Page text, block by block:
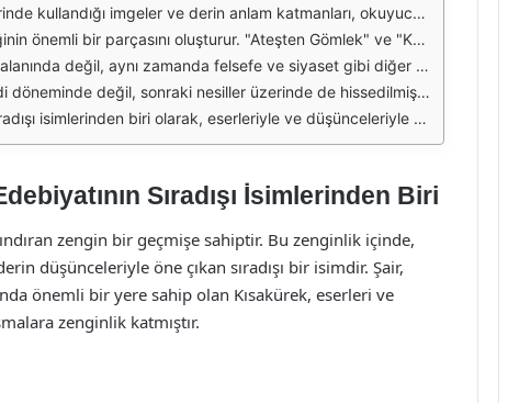
ve derin düşünme yeteneğini gözler önüne serer. Şiirlerinde genellikle varoluşsal temalar, insanın içsel yolculuğu ve manevi sorgulamalar ön plana çıkmaktadır. Kısakürek'in şiirleri, Türk edebiyatında önemli bir yer edinmiş ve etkisi günümüzde de hissedilmektedir.
alırken, aynı zamanda edebi bir dille yazılmıştır. Romanlarında karakterlerin psikolojik derinliklerini inceleyerek, okuyucularına insan doğasının karmaşıklığını sunar. Bu eserler, onun sosyal eleştirilerini de içermektedir.
vurgu yapmış ve bireyin manevi yönünü ön plana çıkarmıştır. Onun felsefi görüşleri, dönemin sosyal ve politik yapısına karşı bir eleştiri niteliği taşımaktadır. Bu durum, Kısakürek'in eserlerini sadece edebi bir metin olmaktan çıkararak, derin bir düşünsel tartışma ortamı sunar.
edebi dili, derin felsefi sorgulamaları ve toplumsal eleştirileri, Türk edebiyatının gelişimine büyük katkılar sağlamıştır. Bu nedenle, Kısakürek'in eserleri, edebiyat derslerinde sıkça incelenmekte ve tartışılmaktadır.
verdiği eserler, onun geniş bir perspektife sahip olduğunu göstermektedir. Kısakürek, sadece bir yazar değil, aynı zamanda bir düşünür ve felsefeci olarak da Türk kültür hayatında önemli bir yer edinmiştir.
Sıradışı İsimlerinden Biri
zengin bir geçmişe sahiptir. Bu zenginlik içinde,
düşünceleriyle öne çıkan sıradışı bir isimdir. Şair,
önemli bir yere sahip olan Kısakürek, eserleri ve
zenginlik katmıştır.